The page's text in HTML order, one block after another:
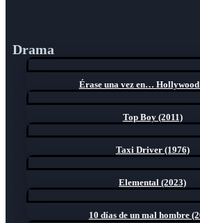
Drama
Érase una vez en… Hollywood
Top Boy (2011)
Taxi Driver (1976)
Elemental (2023)
10 días de un mal hombre